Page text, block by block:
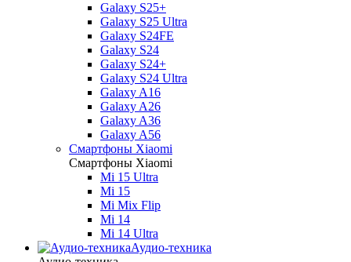
Galaxy S25+
Galaxy S25 Ultra
Galaxy S24FE
Galaxy S24
Galaxy S24+
Galaxy S24 Ultra
Galaxy A16
Galaxy A26
Galaxy A36
Galaxy A56
Смартфоны Xiaomi
Смартфоны Xiaomi
Mi 15 Ultra
Mi 15
Mi Mix Flip
Mi 14
Mi 14 Ultra
Аудио-техника